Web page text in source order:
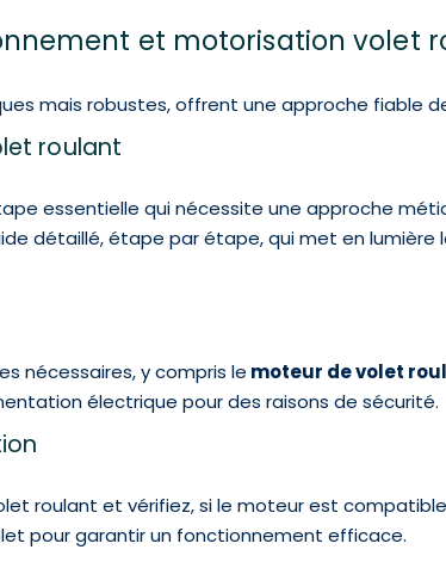
et motorisation volet
mais robustes, offrent une approche fiable
roulant
essentielle qui nécessite une approche
détaillé, étape par étape, qui met en lumière
nécessaires, y compris le moteur de volet
électrique pour des raisons de sécurité.
roulant et vérifiez, si le moteur est
pour garantir un fonctionnement efficace.